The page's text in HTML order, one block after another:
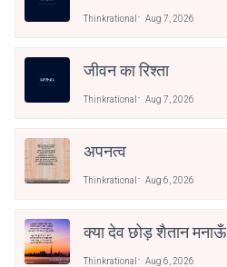
Thinkrational Aug 7, 2026
जीवन का रिश्ता
Thinkrational Aug 7, 2026
अपनत्व
Thinkrational Aug 6, 2026
क्या देव छोड़ शैतान मनाऊँ
Thinkrational Aug 6, 2026